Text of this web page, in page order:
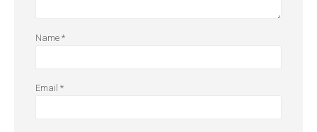
Name *
Email *